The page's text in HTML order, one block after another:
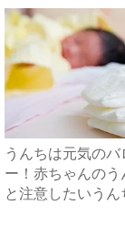
うんちは元気のバ
ー！赤ちゃんの
と注意したいう